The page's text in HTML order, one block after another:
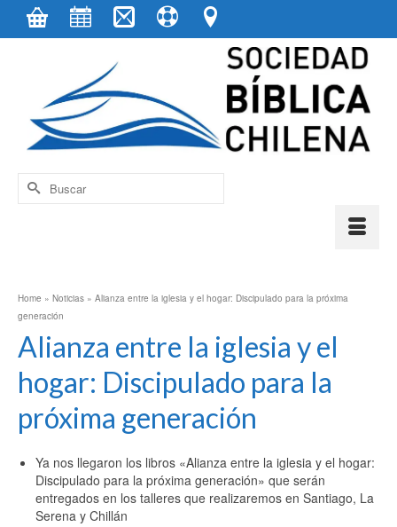
contenido
Buscar
por:
Home » Noticias » Alianza entre la iglesia y el hogar: Discipulado para la próxima
generación
Alianza entre la iglesia y el
hogar: Discipulado para la
próxima generación
Ya nos llegaron los libros «Alianza entre la iglesia y el hogar:
Discipulado para la próxima generación» que serán
entregados en los talleres que realizaremos en Santiago, La
Serena y Chillán